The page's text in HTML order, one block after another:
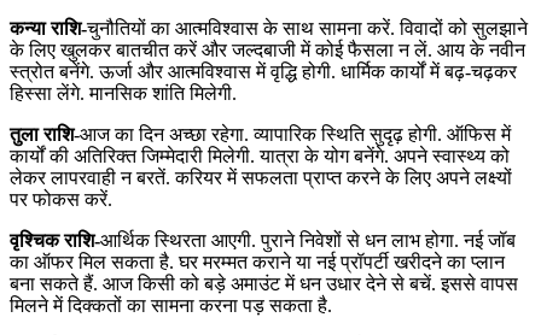
कन्या राशि-चुनौतियों का आत्मविश्वास के साथ सामना करें. विवादों को सुलझाने
के लिए खुलकर बातचीत करें और जल्दबाजी में कोई फैसला न लें. आय के नवीन
स्त्रोत बनेंगे. ऊर्जा और आत्मविश्वास में वृद्धि होगी. धार्मिक कार्यों में बढ़-चढ़कर
हिस्सा लेंगे. मानसिक शांति मिलेगी.
तुला राशि-आज का दिन अच्छा रहेगा. व्यापारिक स्थिति सुदृढ़ होगी. ऑफिस में
कार्यों की अतिरिक्त जिम्मेदारी मिलेगी. यात्रा के योग बनेंगे. अपने स्वास्थ्य को
लेकर लापरवाही न बरतें. करियर में सफलता प्राप्त करने के लिए अपने लक्ष्यों
पर फोकस करें.
वृश्चिक राशि-आर्थिक स्थिरता आएगी. पुराने निवेशों से धन लाभ होगा. नई जॉब
का ऑफर मिल सकता है. घर मरम्मत कराने या नई प्रॉपर्टी खरीदने का प्लान
बना सकते हैं. आज किसी को बड़े अमाउंट में धन उधार देने से बचें. इससे वापस
मिलने में दिक्कतों का सामना करना पड़ सकता है.